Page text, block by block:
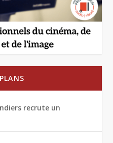
recrute un